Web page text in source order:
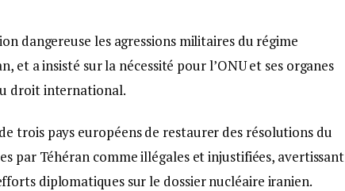
dangereuse les agressions militaires du régime
et a insisté sur la nécessité pour l’ONU et ses organes
droit international.
trois pays européens de restaurer des résolutions du
par Téhéran comme illégales et injustifiées, avertissant
diplomatiques sur le dossier nucléaire iranien.